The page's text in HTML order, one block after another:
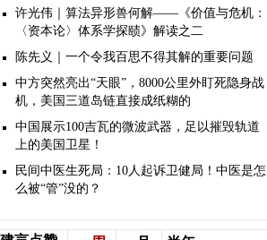
许光伟｜算法异形兽何解——《价值与危机：
〈资本论〉体系学探赜》解读之二
陈先义｜一个令我百思不得其解的重要问题
中方突然亮出“天眼”，8000公里外盯死隐身战
机，美国三道岛链直接成纸糊的
中国展示100吉瓦的微波武器，足以摧毁轨道
上的美国卫星！
民间中医生死局：10人起诉卫健局！中医是怎
么被“管”没的？